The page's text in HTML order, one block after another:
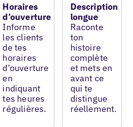
Horaires
d’ouverture
Informe
les clients
de tes
horaires
d’ouverture
en
indiquant
tes heures
régulières.
Description
longue
Raconte
ton
histoire
complète
et mets en
avant ce
qui te
distingue
réellement.